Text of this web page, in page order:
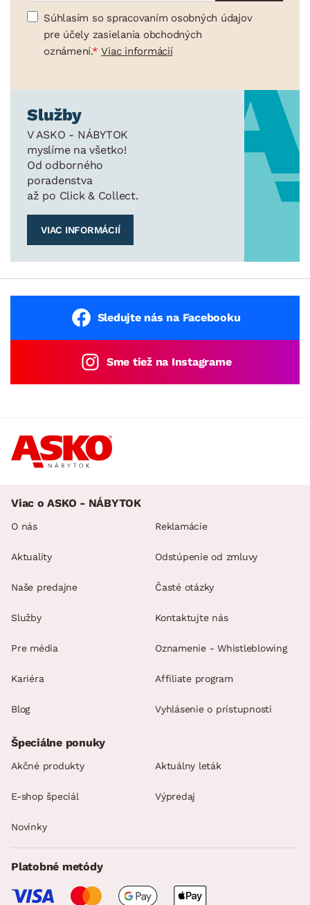
Súhlasím so spracovaním osobných údajov
pre účely zasielania obchodných
oznámení.
Viac informácií
Služby
V ASKO - NÁBYTOK
myslíme na všetko!
Od odborného
poradenstva
až po Click & Collect.
VIAC INFORMÁCIÍ
Sledujte nás na Facebooku
Sme tiež na Instagrame
Viac o ASKO - NÁBYTOK
O nás
Aktuality
Naše predajne
Služby
Pre média
Kariéra
Blog
Reklamácie
Odstúpenie od zmluvy
Časté otázky
Kontaktujte nás
Oznamenie - Whistleblowing
Affiliate program
Vyhlásenie o prístupnosti
Špeciálne ponuky
Akčné produkty Aktuálny leták
E-shop špeciál Výpredaj
Novinky
Platobné metódy